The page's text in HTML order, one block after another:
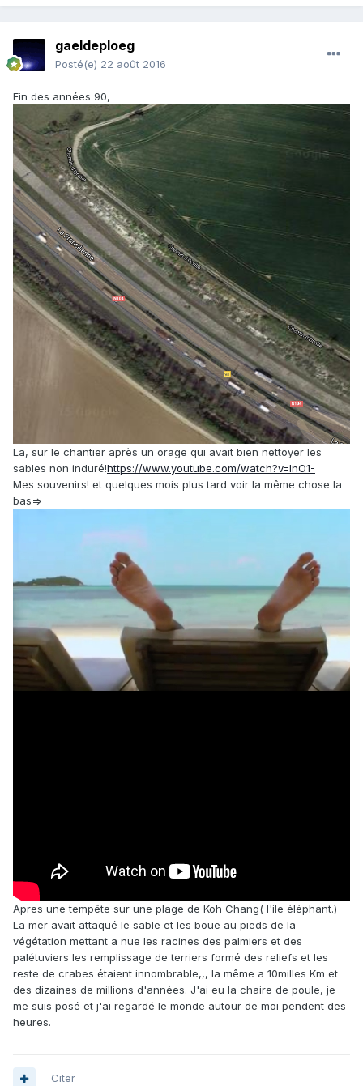
gaeldeploeg
Posté(e) 22 août 2016
Fin des années 90,
La, sur le chantier après un orage qui avait bien nettoyer les
sables non induré!https://www.youtube.com/watch?v=InO1-
Mes souvenirs! et quelques mois plus tard voir la même chose la
bas=>
Apres une tempête sur une plage de Koh Chang( l'ile éléphant.)
La mer avait attaqué le sable et les boue au pieds de la
végétation mettant a nue les racines des palmiers et des
palétuviers les remplissage de terriers formé des reliefs et les
reste de crabes étaient innombrable,,, la même a 10milles Km et
des dizaines de millions d'années. J'ai eu la chaire de poule, je
me suis posé et j'ai regardé le monde autour de moi pendent des
heures.
Citer